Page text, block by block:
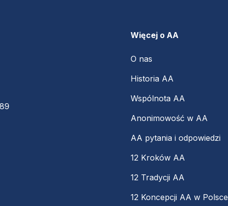
Więcej o AA
O nas
Historia AA
Wspólnota AA
Anonimowość w AA
AA pytania i odpowiedzi
12 Kroków AA
12 Tradycji AA
12 Koncepcji AA w Polsce